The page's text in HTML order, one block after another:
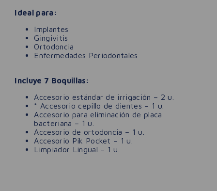
Ideal para:
Implantes
Gingivitis
Ortodoncia
Enfermedades Periodontales
Incluye 7 Boquillas:
Accesorio estándar de irrigación – 2 u.
* Accesorio cepillo de dientes – 1 u.
Accesorio para eliminación de placa
bacteriana – 1 u.
Accesorio de ortodoncia – 1 u.
Accesorio Pik Pocket – 1 u.
Limpiador Lingual – 1 u.